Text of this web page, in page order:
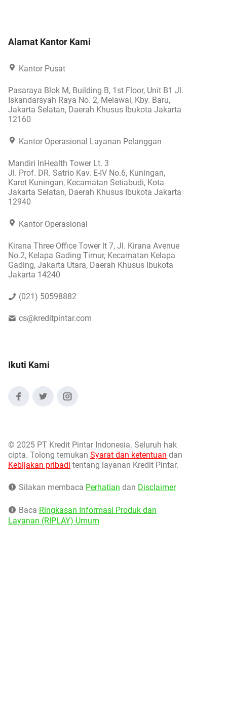
Alamat Kantor Kami
Kantor Pusat
Pasaraya Blok M, Building B, 1st Floor, Unit B1 Jl.
Iskandarsyah Raya No. 2, Melawai, Kby. Baru,
Jakarta Selatan, Daerah Khusus Ibukota Jakarta
12160
Kantor Operasional Layanan Pelanggan
Mandiri InHealth Tower Lt. 3
Jl. Prof. DR. Satrio Kav. E-IV No.6, Kuningan,
Karet Kuningan, Kecamatan Setiabudi, Kota
Jakarta Selatan, Daerah Khusus Ibukota Jakarta
12940
Kantor Operasional
Kirana Three Office Tower lt 7, Jl. Kirana Avenue
No.2, Kelapa Gading Timur, Kecamatan Kelapa
Gading, Jakarta Utara, Daerah Khusus Ibukota
Jakarta 14240
(021) 50598882
cs@kreditpintar.com
Ikuti Kami
© 2025 PT Kredit Pintar Indonesia. Seluruh hak
cipta. Tolong temukan Syarat dan ketentuan dan
Kebijakan pribadi tentang layanan Kredit Pintar.
Silakan membaca Perhatian dan Disclaimer
Baca Ringkasan Informasi Produk dan
Layanan (RIPLAY) Umum